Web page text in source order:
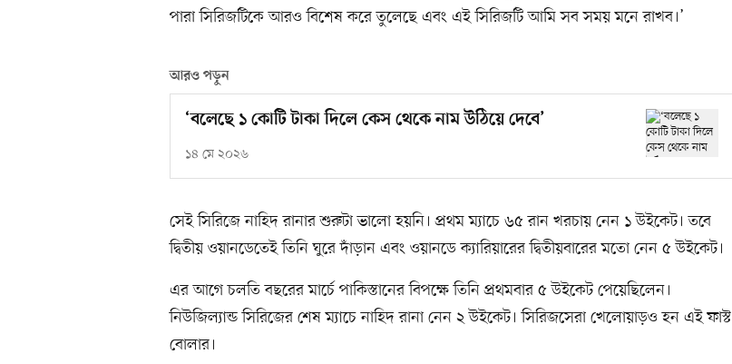
পারা সিরিজটিকে আরও বিশেষ করে তুলেছে এবং এই সিরিজটি আমি সব সময় মনে রাখব।’
আরও পড়ুন
‘বলেছে ১ কোটি টাকা দিলে কেস থেকে নাম উঠিয়ে দেবে’
১৪ মে ২০২৬
সেই সিরিজে নাহিদ রানার শুরুটা ভালো হয়নি। প্রথম ম্যাচে ৬৫ রান খরচায় নেন ১ উইকেট। তবে
দ্বিতীয় ওয়ানডেতেই তিনি ঘুরে দাঁড়ান এবং ওয়ানডে ক্যারিয়ারের দ্বিতীয়বারের মতো নেন ৫ উইকেট।
এর আগে চলতি বছরের মার্চে পাকিস্তানের বিপক্ষে তিনি প্রথমবার ৫ উইকেট পেয়েছিলেন।
নিউজিল্যান্ড সিরিজের শেষ ম্যাচে নাহিদ রানা নেন ২ উইকেট। সিরিজসেরা খেলোয়াড়ও হন এই ফাস্ট
বোলার।